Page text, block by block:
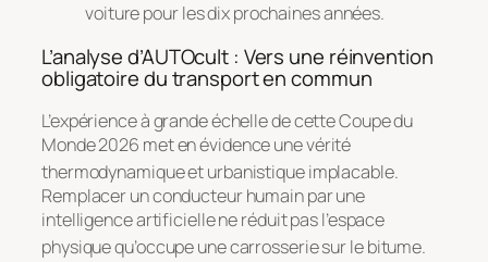
voiture pour les dix prochaines années.
L’analyse d’AUTOcult : Vers une réinvention
obligatoire du transport en commun
L’expérience à grande échelle de cette Coupe du
Monde 2026 met en évidence une vérité
thermodynamique et urbanistique implacable.
Remplacer un conducteur humain par une
intelligence artificielle ne réduit pas l’espace
physique qu’occupe une carrosserie sur le bitume.